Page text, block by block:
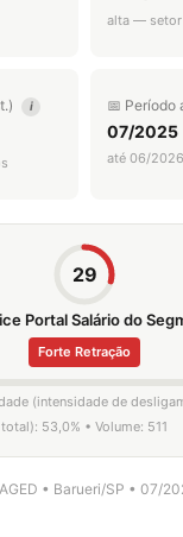
alta — setor
i 📅 Período
07/2025
até 06/2026
29
Portal Salário do
Forte Retração
(intensidade de
total): 53,0% • Volume: 511
• Barueri/SP • 07/